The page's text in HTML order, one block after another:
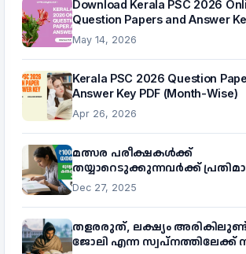
Download Kerala PSC 2026
Question Papers and Answer
May 14, 2026
Kerala PSC 2026 Question
Answer Key PDF (Month-Wise)
Apr 26, 2026
മത്സര പരീക്ഷകൾക്ക്
തയ്യാറെടുക്കുന്നവർക്ക്
രൂപ! മുഖ്യമന്ത്രിയുടെ 'കണക്ട്
പദ്ധതിയെക്കുറിച്ച് അറിയാം
Dec 27, 2025
തളരരുത്, ലക്ഷ്യം
ജോലി എന്ന സ്വപ്നത്തിലേക്ക്